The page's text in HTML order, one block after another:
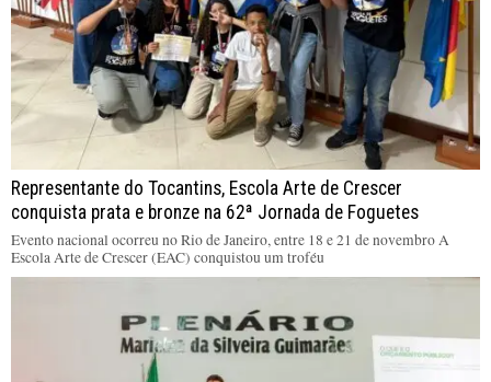
Representante do Tocantins, Escola Arte de Crescer
conquista prata e bronze na 62ª Jornada de Foguetes
Evento nacional ocorreu no Rio de Janeiro, entre 18 e 21 de novembro A
Escola Arte de Crescer (EAC) conquistou um troféu